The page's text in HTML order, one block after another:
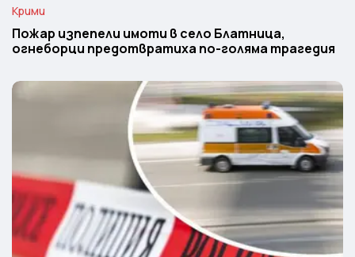
Крими
Пожар изпепели имоти в село Блатница,
огнеборци предотвратиха по-голяма трагедия